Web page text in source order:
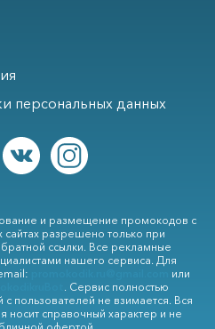
персональных данных
и размещение промокодов с
сайтах разрешено только при
ссылки. Все рекламные
нашего сервиса. Для
или
. Сервис полностью
пользователей не взимается. Вся
носит справочный характер и не